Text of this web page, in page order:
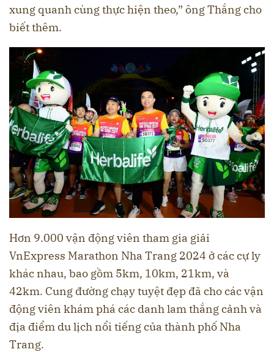
xung quanh cùng thực hiện theo,” ông Thắng cho
biết thêm.
Hơn 9.000 vận động viên tham gia giải
VnExpress Marathon Nha Trang 2024 ở các cự ly
khác nhau, bao gồm 5km, 10km, 21km, và
42km. Cung đường chạy tuyệt đẹp đã cho các vận
động viên khám phá các danh lam thắng cảnh và
địa điểm du lịch nổi tiếng của thành phố Nha
Trang.